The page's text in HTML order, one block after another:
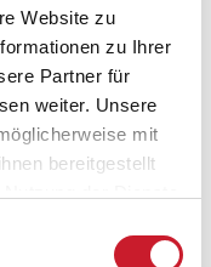
Website zu
zu Ihrer
Partner für
weiter. Unsere
mit
bereitgestellt